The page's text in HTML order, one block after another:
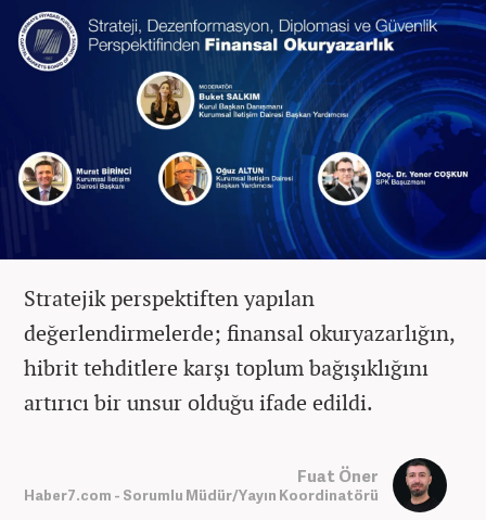
Stratejik perspektiften yapılan
değerlendirmelerde; finansal okuryazarlığın,
hibrit tehditlere karşı toplum bağışıklığını
artırıcı bir unsur olduğu ifade edildi.
Fuat Öner
Haber7.com - Sorumlu Müdür/Yayın Koordinatörü